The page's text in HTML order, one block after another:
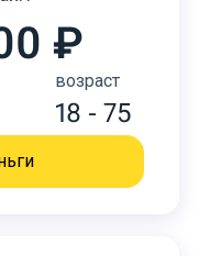
₽
возраст
18 - 75